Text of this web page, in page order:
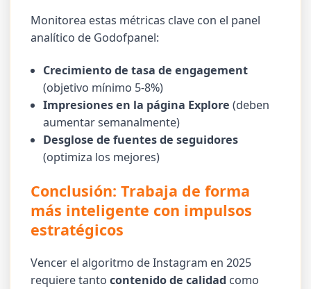
Monitorea estas métricas clave con el panel
analítico de Godofpanel:
Crecimiento de tasa de engagement
(objetivo mínimo 5-8%)
Impresiones en la página Explore (deben
aumentar semanalmente)
Desglose de fuentes de seguidores
(optimiza los mejores)
Conclusión: Trabaja de forma
más inteligente con impulsos
estratégicos
Vencer el algoritmo de Instagram en 2025
requiere tantocontenido de calidad como